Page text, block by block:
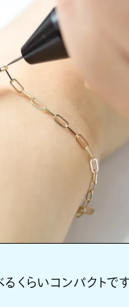
くらいコンパクトです